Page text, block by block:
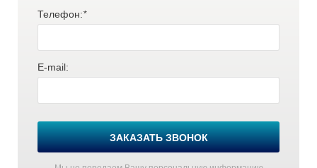
Телефон:*
E-mail:
ЗАКАЗАТЬ ЗВОНОК